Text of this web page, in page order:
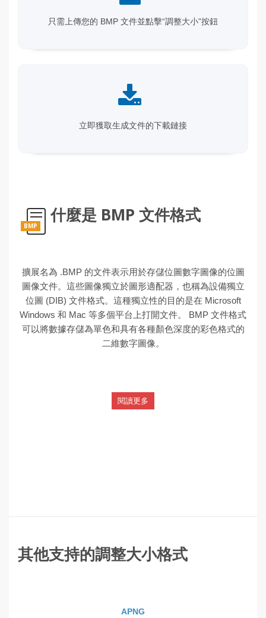
只需上傳您的 BMP 文件並點擊“調整大小”按鈕
立即獲取生成文件的下載鏈接
BMP
什麼是 BMP 文件格式
擴展名為 .BMP 的文件表示用於存儲位圖數字圖像的位圖
圖像文件。這些圖像獨立於圖形適配器，也稱為設備獨立
位圖 (DIB) 文件格式。這種獨立性的目的是在 Microsoft
Windows 和 Mac 等多個平台上打開文件。 BMP 文件格式
可以將數據存儲為單色和具有各種顏色深度的彩色格式的
二維數字圖像。
閱讀更多
其他支持的調整大小格式
APNG